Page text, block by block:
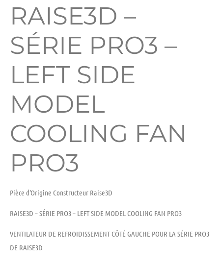
RAISE3D –
SÉRIE PRO3 –
LEFT SIDE
MODEL
COOLING FAN
PRO3
Pièce d’Origine Constructeur Raise3D
RAISE3D – SÉRIE PRO3 – LEFT SIDE MODEL COOLING FAN PRO3
VENTILATEUR DE REFROIDISSEMENT CÔTÉ GAUCHE POUR LA SÉRIE PRO3
DE RAISE3D